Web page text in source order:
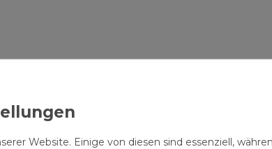
Website. Einige von diesen sind essenziell,